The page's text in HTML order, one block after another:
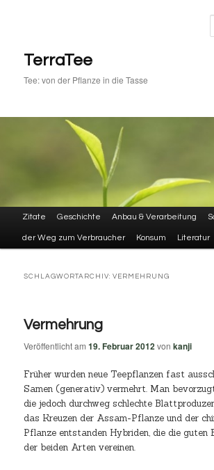
springen
springen
TerraTee
Tee: von der Pflanze in die Tasse
Hauptmenü
Zitate Geschichte Anbau & Verarbeitung
der Weg zum Verbraucher Konsum Literatur
SCHLAGWORTARCHIV:VERMEHRUNG
Vermehrung
Veröffentlicht am19. Februar 2012vonkanji
Früher wurden neue Teepflanzen fast
Samen (generativ) vermehrt. Man
die jedoch durchweg schlechte
das Kreuzen der Assam-Pflanze und der
Pflanze entstanden Hybriden, die die guten
der beiden Arten vereinen.